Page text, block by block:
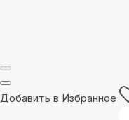
Добавить в Избранное